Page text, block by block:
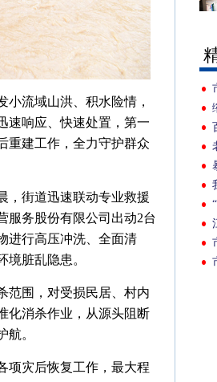
流域山洪、积水险情，
速响应、快速处置，第一
重建工作，全力守护群众
，街道迅速联动专业救援
服务股份有限公司出动2台
进行高压冲洗、全面清
脏乱隐患。
范围，对受损民居、村内
化消杀作业，从源头阻断
。
项灾后恢复工作，最大程